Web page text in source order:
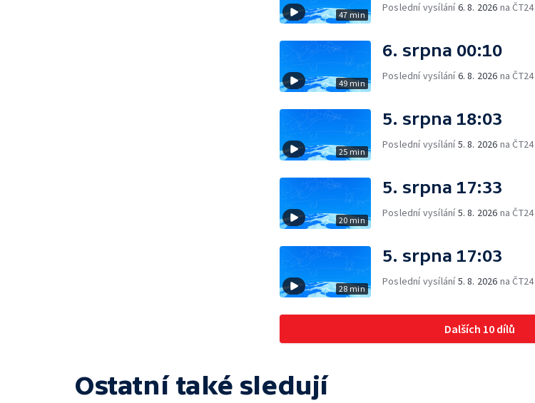
47 min
Poslední vysílání6. 8. 2026 na ČT24
49 min
6. srpna 00:10
Poslední vysílání6. 8. 2026 na ČT24
25 min
5. srpna 18:03
Poslední vysílání5. 8. 2026 na ČT24
20 min
5. srpna 17:33
Poslední vysílání5. 8. 2026 na ČT24
28 min
5. srpna 17:03
Poslední vysílání5. 8. 2026 na ČT24
Dalších 10 dílů
Ostatní také sledují